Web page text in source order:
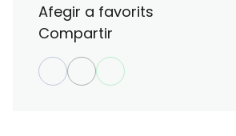
Afegir a favorits
Compartir